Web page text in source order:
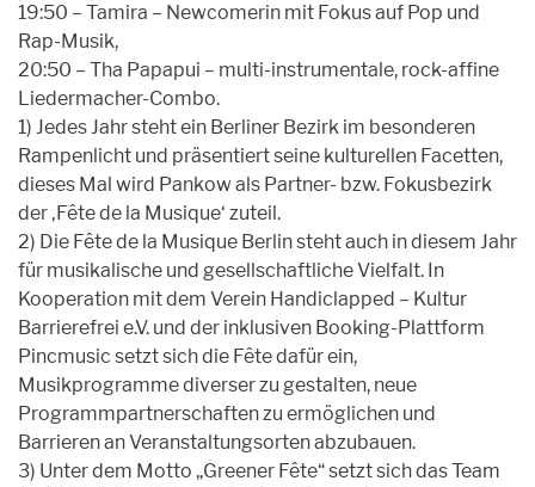
19:50 – Tamira – Newcomerin mit Fokus auf Pop und
Rap-Musik,
20:50 – Tha Papapui – multi-instrumentale, rock-affine
Liedermacher-Combo.
1) Jedes Jahr steht ein Berliner Bezirk im besonderen
Rampenlicht und präsentiert seine kulturellen Facetten,
dieses Mal wird Pankow als Partner- bzw. Fokusbezirk
der ‚Fête de la Musique‘ zuteil.
2) Die Fête de la Musique Berlin steht auch in diesem Jahr
für musikalische und gesellschaftliche Vielfalt. In
Kooperation mit dem Verein Handiclapped – Kultur
Barrierefrei e.V. und der inklusiven Booking-Plattform
Pincmusic setzt sich die Fête dafür ein,
Musikprogramme diverser zu gestalten, neue
Programmpartnerschaften zu ermöglichen und
Barrieren an Veranstaltungsorten abzubauen.
3) Unter dem Motto „Greener Fête“ setzt sich das Team